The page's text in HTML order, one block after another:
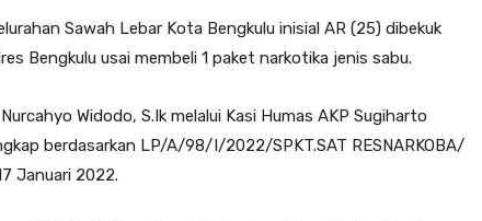
Sawah Lebar Kota Bengkulu inisial AR (25) dibekuk
Bengkulu usai membeli 1 paket narkotika jenis sabu.
Widodo, S.Ik melalui Kasi Humas AKP Sugiharto
berdasarkan LP/A/98/I/2022/SPKT.SAT RESNARKOBA/
Januari 2022.